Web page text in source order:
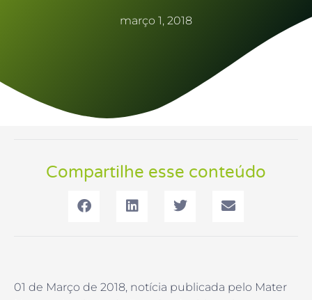
março 1, 2018
Compartilhe esse conteúdo
01 de Março de 2018, notícia publicada pelo Mater